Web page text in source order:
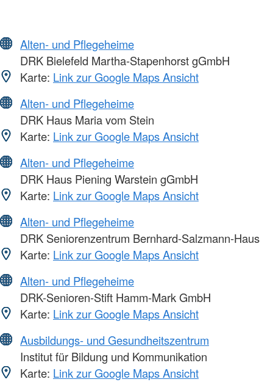
Alten- und Pflegeheime
DRK Bielefeld Martha-Stapenhorst gGmbH
Karte: Link zur Google Maps Ansicht
Alten- und Pflegeheime
DRK Haus Maria vom Stein
Karte: Link zur Google Maps Ansicht
Alten- und Pflegeheime
DRK Haus Piening Warstein gGmbH
Karte: Link zur Google Maps Ansicht
Alten- und Pflegeheime
DRK Seniorenzentrum Bernhard-Salzmann-Haus
Karte: Link zur Google Maps Ansicht
Alten- und Pflegeheime
DRK-Senioren-Stift Hamm-Mark GmbH
Karte: Link zur Google Maps Ansicht
Ausbildungs- und Gesundheitszentrum
Institut für Bildung und Kommunikation
Karte: Link zur Google Maps Ansicht